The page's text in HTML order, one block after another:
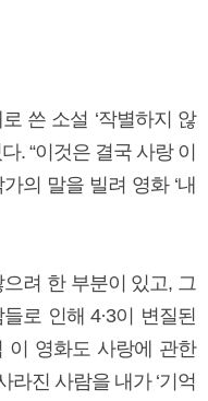
쓴 소설 ‘작별하지 않
. “이것은 결국 사랑 이
의 말을 빌려 영화 ‘내
려 한 부분이 있고, 그
로 인해 4·3이 변질된
이 영화도 사랑에 관한
라진 사람을 내가 ‘기억